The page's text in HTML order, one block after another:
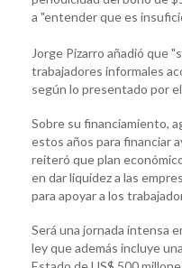
a "entender que es
Jorge Pizarro añadió que
trabajadores informales
según lo presentado por
Sobre su financiamiento,
estos años para financiar
reiteró que plan
en dar liquidez a las
para apoyar a los
Será una jornada intensa
ley que además incluye